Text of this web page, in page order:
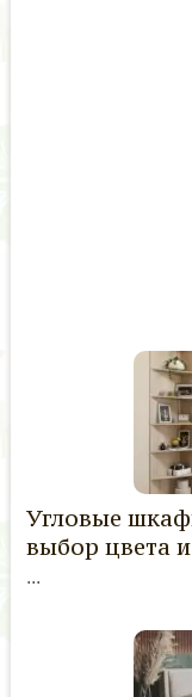
Угловые
выбор цвета
...